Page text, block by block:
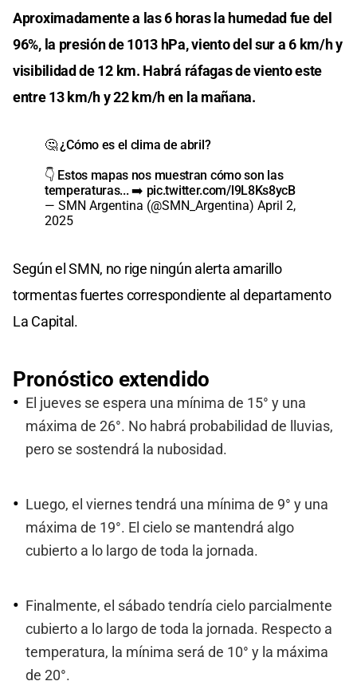
Aproximadamente a las 6 horas la humedad fue del
96%, la presión de 1013 hPa, viento del sur a 6 km/h y
visibilidad de 12 km. Habrá ráfagas de viento este
entre 13 km/h y 22 km/h en la mañana.
🤔 ¿Cómo es el clima de abril?
👇 Estos mapas nos muestran cómo son las
temperaturas... ➡️ pic.twitter.com/l9L8Ks8ycB
— SMN Argentina (@SMN_Argentina) April 2,
2025
Según el SMN, no rige ningún alerta amarillo
tormentas fuertes correspondiente al departamento
La Capital.
Pronóstico extendido
El jueves se espera una mínima de 15° y una
máxima de 26°. No habrá probabilidad de lluvias,
pero se sostendrá la nubosidad.
Luego, el viernes tendrá una mínima de 9° y una
máxima de 19°. El cielo se mantendrá algo
cubierto a lo largo de toda la jornada.
Finalmente, el sábado tendría cielo parcialmente
cubierto a lo largo de toda la jornada. Respecto a
temperatura, la mínima será de 10° y la máxima
de 20°.